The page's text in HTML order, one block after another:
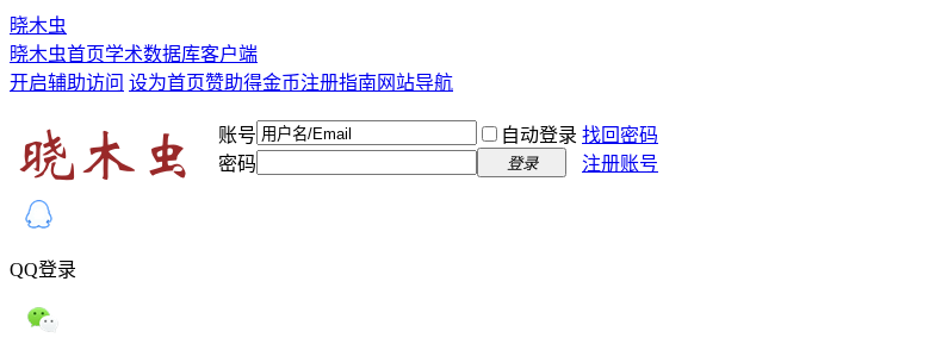
晓木虫
晓木虫首页学术数据库客户端
开启辅助访问 设为首页赞助得金币注册指南 网站导航
账号 自动登录 找回密码
密码
登录 注册账号
QQ登录